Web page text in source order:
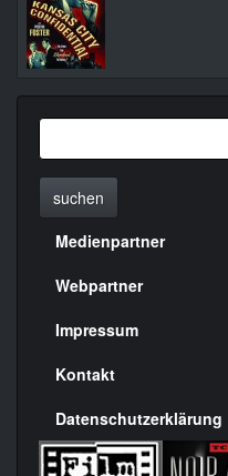
suchen
Menülinks
rechte
Seite
Medienpartner
Webpartner
Impressum
Kontakt
Datenschutzerklärung